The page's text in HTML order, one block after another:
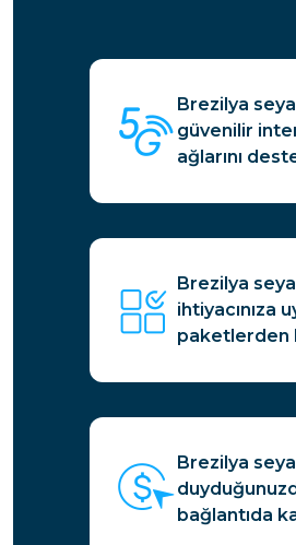
Brezilya
güvenilir
ağlarını
Brezilya
ihtiyacınıza
paketlerden
Brezilya
bağlantıda